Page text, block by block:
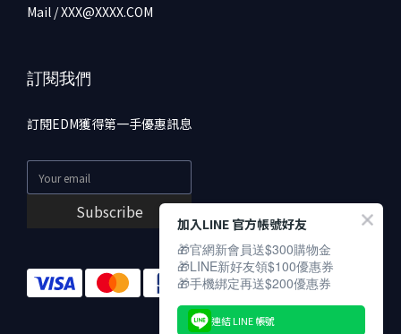
Mail / XXX@XXXX.COM
訂閱我們
訂閱EDM獲得第一手優惠訊息
Subscribe
加入LINE 官方帳號好友
🎁官網新會員送$300購物金
🎁LINE新好友領$100優惠券
🎁手機綁定再送$200優惠券
連結 LINE 帳號